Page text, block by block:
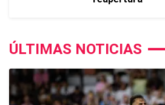
ÚLTIMAS NOTICIAS